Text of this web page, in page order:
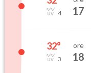
4 17
32°
3
ore
18